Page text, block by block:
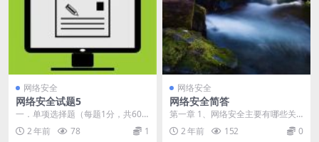
网络安全
网络安全试题5
一．单项选择题（每题1分，共60
分） 7.在建立堡垒主机时（A） A、
在堡垒主机...
2 年前 78 1
网络安全
网络安全简答
第一章 1、网络安全主要有哪些关
键技术？ 答：主机安全技术，身份
认证技术，访问控...
2 年前 152 0